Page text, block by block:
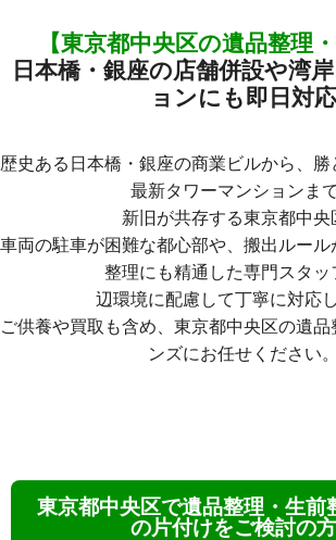
【東京都中央区の遺品整理
日本橋・銀座の店舗併設や湾
ョンにも即日対応
歴史ある日本橋・銀座の商業ビルから、
最新タワーマンションまで
新旧が共存する東京都中央
車両の駐車が困難な都心部や、搬出ルー
整理にも精通した専門スタッ
辺環境に配慮して丁寧に対応し
ご供養や買取も含め、東京都中央区の遺
ンズにお任せください。
東京都中央区で遺品整理・生前
の片付けをご検討の